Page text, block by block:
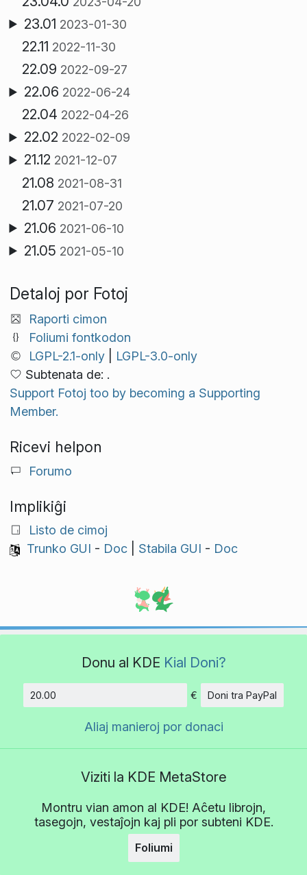
23.01 2023-01-30
22.11 2022-11-30
22.09 2022-09-27
22.06 2022-06-24
22.04 2022-04-26
22.02 2022-02-09
21.12 2021-12-07
21.08 2021-08-31
21.07 2021-07-20
21.06 2021-06-10
21.05 2021-05-10
Detaloj por Fotoj
Raporti cimon
Foliumi fontkodon
LGPL-2.1-only|
LGPL-3.0-only
Subtenata de: .
Support Fotoj too by becoming a Supporting
Member.
Ricevi helpon
Forumo
Implikiĝi
Listo de cimoj
Trunko GUI - Doc| Stabila GUI - Doc
Donu al KDE Kial Doni?
€ Doni tra PayPal
Aliaj manieroj por donaci
Viziti la KDE MetaStore
Montru vian amon al KDE! Aĉetu librojn,
tasegojn, vestaĵojn kaj pli por subteni KDE.
Foliumi